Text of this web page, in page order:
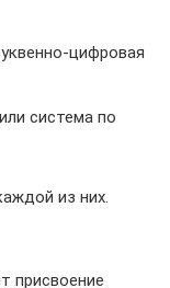
цифровая
система по
из них.
присвоение